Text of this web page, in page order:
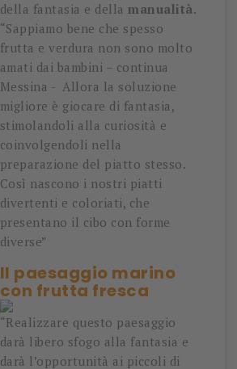
della fantasia e della manualità.
“Sappiamo bene che spesso
frutta e verdura non sono molto
amati dai bambini – continua
Messina - Allora la soluzione
migliore è giocare di fantasia,
stimolandoli alla curiosità e
coinvolgendoli nella
preparazione del piatto stesso.
Così nascono i nostri piatti
divertenti e coloriati, che
presentano il cibo con forme
diverse”
Il paesaggio marino
con frutta fresca
“Realizzare questo paesaggio
darà libero sfogo alla fantasia e
darà l’opportunità ai piccoli di